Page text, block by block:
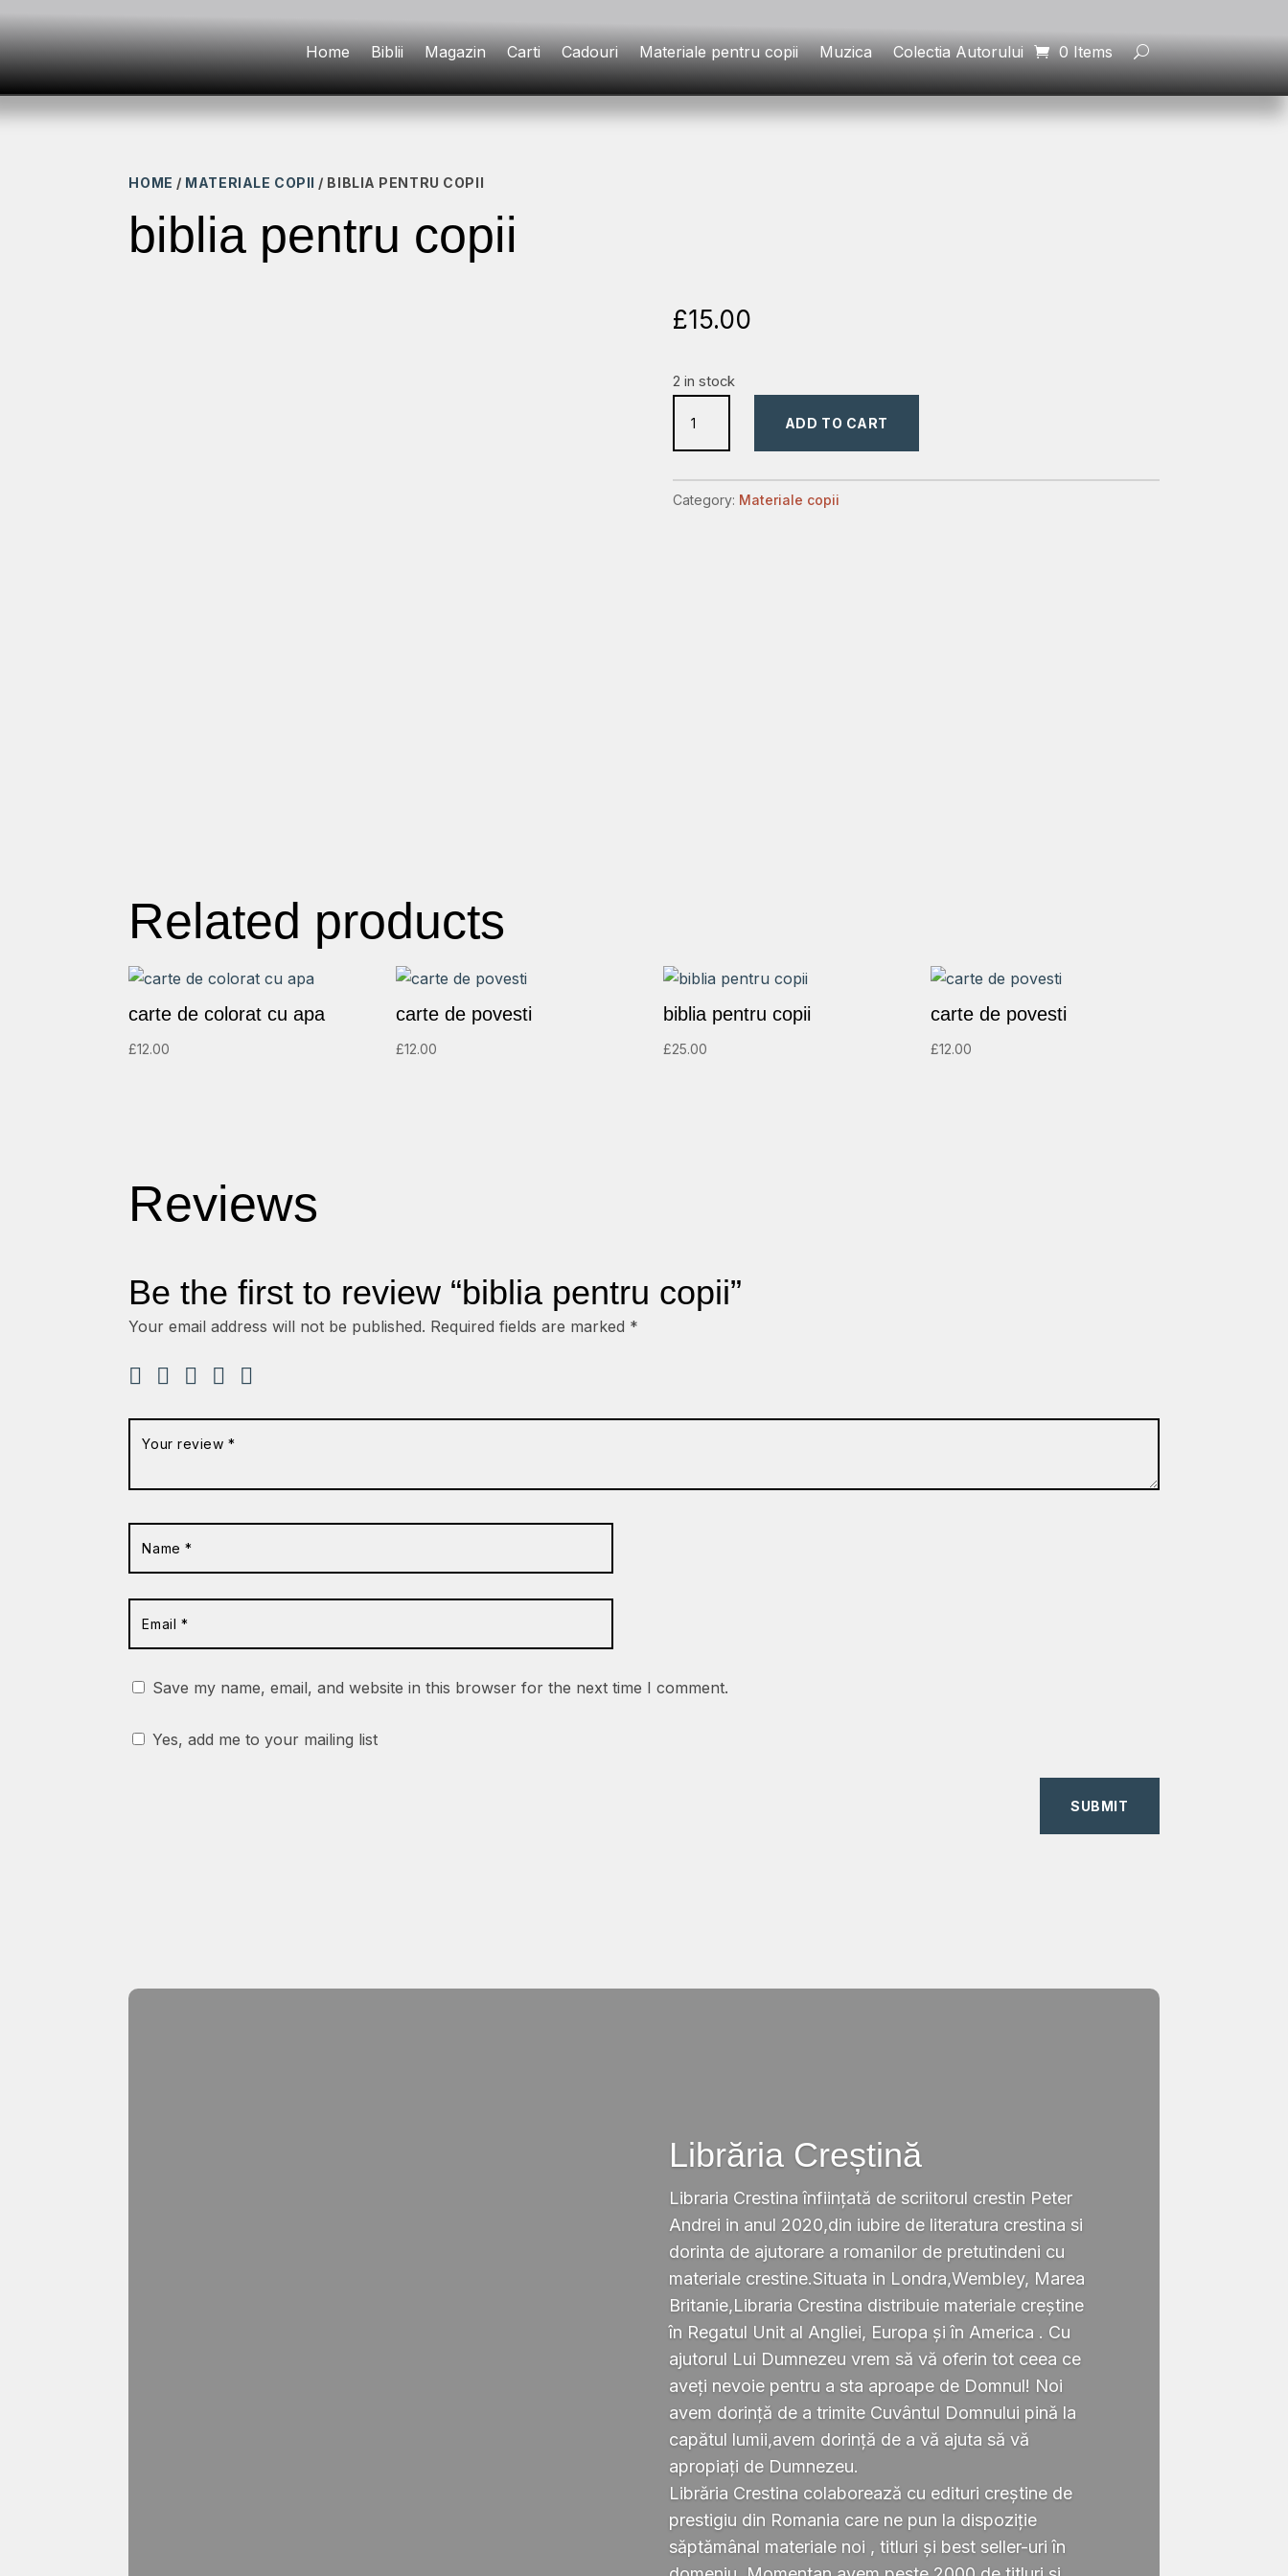
Home Biblii Magazin Carti Cadouri Materiale pentru copii Muzica Colectia Autorului 0 Items
HOME / MATERIALE COPII / BIBLIA PENTRU COPII
biblia pentru copii
£15.00
2 in stock
ADD TO CART
Category: Materiale copii
Related products
carte de colorat cu apa
£12.00
carte de povesti
£12.00
biblia pentru copii
£25.00
carte de povesti
£12.00
Reviews
Be the first to review “biblia pentru copii”
Your email address will not be published. Required fields are marked *
Save my name, email, and website in this browser for the next time I comment.
Yes, add me to your mailing list
SUBMIT
Librăria Creștină
Libraria Crestina înființată de scriitorul crestin Peter
Andrei in anul 2020,din iubire de literatura crestina si
dorinta de ajutorare a romanilor de pretutindeni cu
materiale crestine.Situata in Londra,Wembley, Marea
Britanie,Libraria Crestina distribuie materiale creștine
în Regatul Unit al Angliei, Europa și în America . Cu
ajutorul Lui Dumnezeu vrem să vă oferin tot ceea ce
aveți nevoie pentru a sta aproape de Domnul! Noi
avem dorință de a trimite Cuvântul Domnului pină la
capătul lumii,avem dorință de a vă ajuta să vă
apropiați de Dumnezeu.
Librăria Crestina colaborează cu edituri creștine de
prestigiu din Romania care ne pun la dispoziție
săptămânal materiale noi , titluri și best seller-uri în